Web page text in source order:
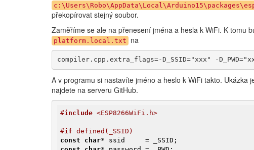
překopírovat stejný soubor.
Zaměříme se ale na přenesení jména a hesla k WiFi. K tomu
platform.local.txt na
compiler.cpp.extra_flags=-D_SSID="xxx" -
A v programu si nastavíte jméno a heslo k WiFi takto. Ukázka
najdete na serveru GitHub.
#include <ESP8266WiFi.h>
#if defined(_SSID)
const
char